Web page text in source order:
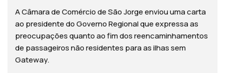
A Câmara de Comércio de São Jorge enviou uma carta
ao presidente do Governo Regional que expressa as
preocupações quanto ao fim dos reencaminhamentos
de passageiros não residentes para as ilhas sem
Gateway.